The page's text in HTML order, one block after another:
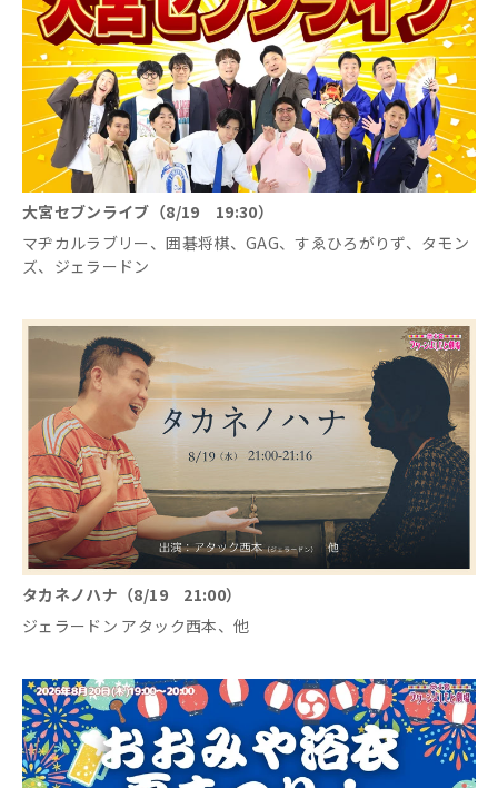
大宮セブンライブ（8/19 19:30）
マヂカルラブリー、囲碁将棋、GAG、すゑひろがりず、タモン
ズ、ジェラードン
タカネノハナ（8/19 21:00）
ジェラードン アタック西本、他